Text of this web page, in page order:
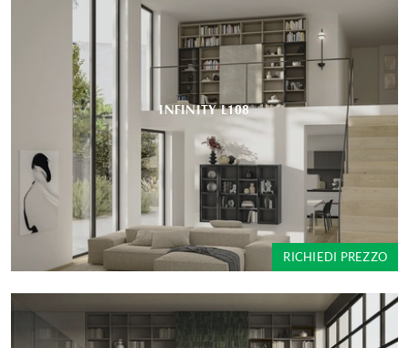
INFINITY L108
RICHIEDI PREZZO